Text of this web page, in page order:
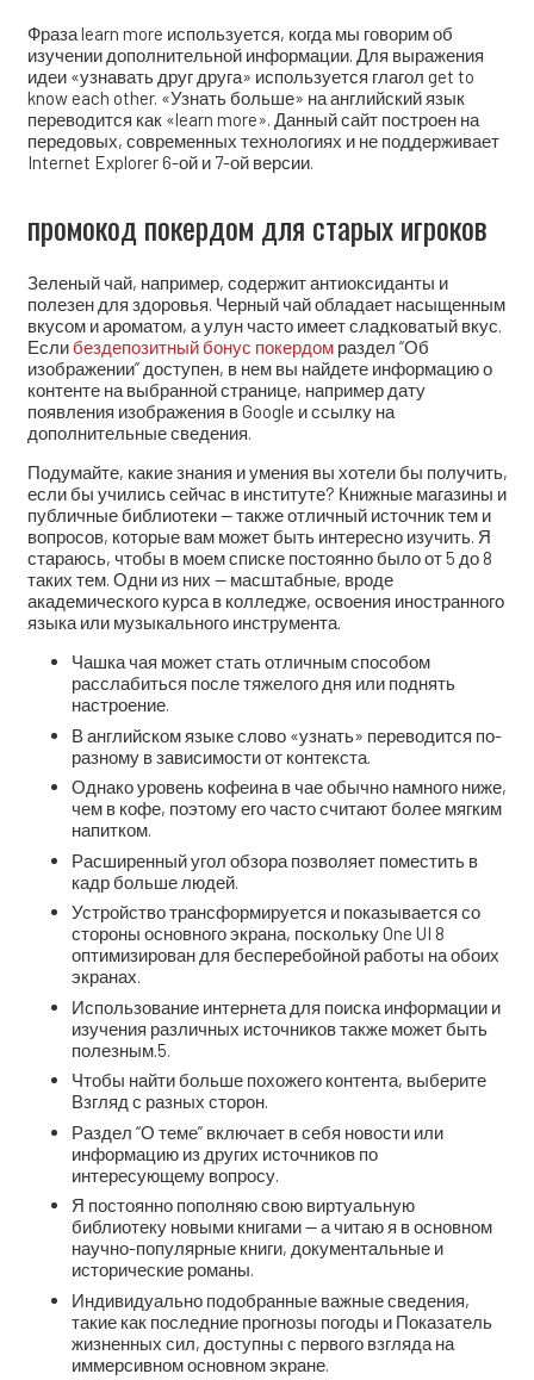
Фраза learn more используется, когда мы говорим об
изучении дополнительной информации. Для выражения
идеи «узнавать друг друга» используется глагол get to
know each other. «Узнать больше» на английский язык
переводится как «learn more». Данный сайт построен на
передовых, современных технологиях и не поддерживает
Internet Explorer 6-ой и 7-ой версии.
промокод покердом для старых игроков
Зеленый чай, например, содержит антиоксиданты и
полезен для здоровья. Черный чай обладает насыщенным
вкусом и ароматом, а улун часто имеет сладковатый вкус.
Еслибездепозитный бонус покердомраздел “Об
изображении” доступен, в нем вы найдете информацию о
контенте на выбранной странице, например дату
появления изображения в Google и ссылку на
дополнительные сведения.
Подумайте, какие знания и умения вы хотели бы получить,
если бы учились сейчас в институте? Книжные магазины и
публичные библиотеки — также отличный источник тем и
вопросов, которые вам может быть интересно изучить. Я
стараюсь, чтобы в моем списке постоянно было от 5 до 8
таких тем. Одни из них — масштабные, вроде
академического курса в колледже, освоения иностранного
языка или музыкального инструмента.
Чашка чая может стать отличным способом
расслабиться после тяжелого дня или поднять
настроение.
В английском языке слово «узнать» переводится по-
разному в зависимости от контекста.
Однако уровень кофеина в чае обычно намного ниже,
чем в кофе, поэтому его часто считают более мягким
напитком.
Расширенный угол обзора позволяет поместить в
кадр больше людей.
Устройство трансформируется и показывается со
стороны основного экрана, поскольку One UI 8
оптимизирован для бесперебойной работы на обоих
экранах.
Использование интернета для поиска информации и
изучения различных источников также может быть
полезным.5.
Чтобы найти больше похожего контента, выберите
Взгляд с разных сторон.
Раздел “О теме” включает в себя новости или
информацию из других источников по
интересующему вопросу.
Я постоянно пополняю свою виртуальную
библиотеку новыми книгами — а читаю я в основном
научно-популярные книги, документальные и
исторические романы.
Индивидуально подобранные важные сведения,
такие как последние прогнозы погоды и Показатель
жизненных сил, доступны с первого взгляда на
иммерсивном основном экране.